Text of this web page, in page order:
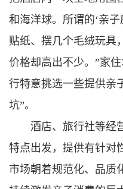
和海洋球。所谓的‘亲
贴纸、摆几个毛绒玩具
价格却高出不少。”家
行特意挑选一些提供亲
坑”。
酒店、旅行社等经
特点出发，提供有针对
市场朝着规范化、品质